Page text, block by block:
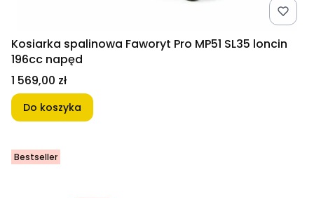
Kosiarka spalinowa Faworyt Pro MP51 SL35 loncin
196cc napęd
Cena
1 569,00 zł
Do koszyka
Bestseller